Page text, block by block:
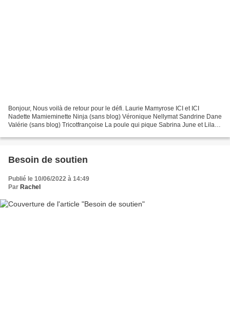
Bonjour, Nous voilà de retour pour le défi. Laurie Mamyrose ICI et ICI
Nadette Mamieminette Ninja (sans blog) Véronique Nellymat Sandrine Dane
Valérie (sans blog) Tricotfrançoise La poule qui pique Sabrina June et Lila
Besoin de soutien
Publié le 10/06/2022 à 14:49
Par Rachel